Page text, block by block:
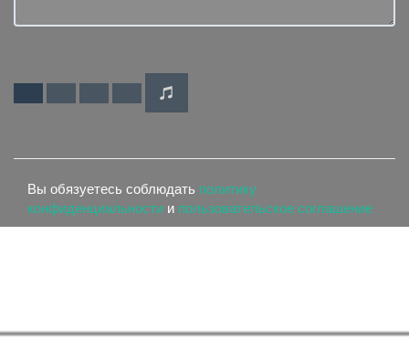
Вы обязуетесь соблюдать политику
конфиденциальности и пользовательское соглашение